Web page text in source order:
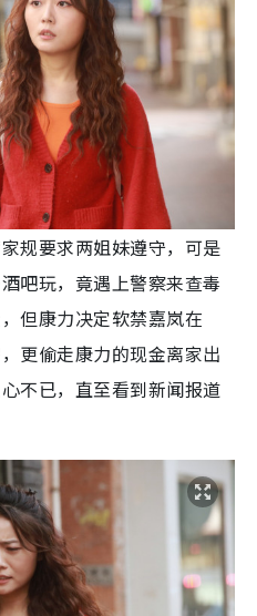
规要求两姐妹遵守，可是
吧玩，竟遇上警察来查毒
但康力决定软禁嘉岚在
更偷走康力的现金离家出
不已，直至看到新闻报道